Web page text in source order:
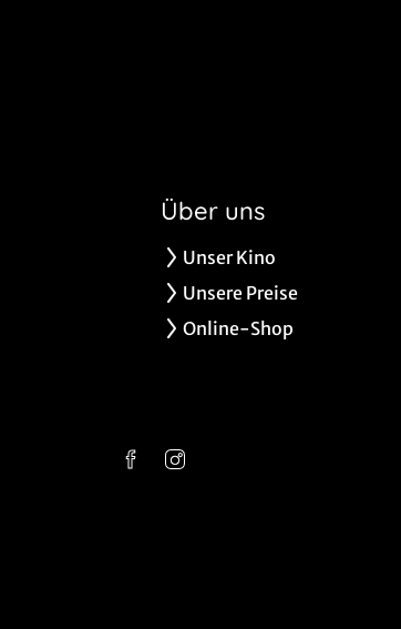
Über uns
Unser Kino
Unsere Preise
Online-Shop